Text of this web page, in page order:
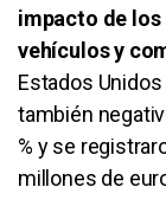
impacto de los
vehículos y
Estados
también
% y se
millones de